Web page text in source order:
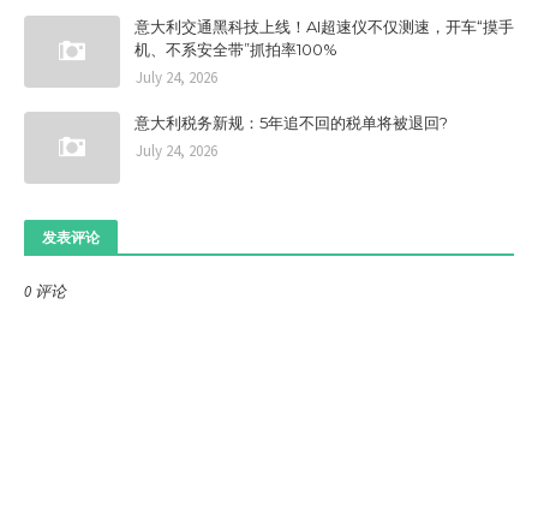
意大利交通黑科技上线！AI超速仪不仅测速，开车“摸手
机、不系安全带”抓拍率100%
July 24, 2026
意大利税务新规：5年追不回的税单将被退回?
July 24, 2026
发表评论
0 评论